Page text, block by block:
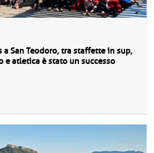
a San Teodoro, tra staffette in sup,
e atletica è stato un successo